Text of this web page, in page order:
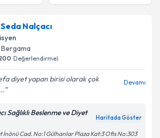
Nalçacı
Bergama
Değerlendirme)
diyet yapan birisi olarak çok
Devamı
Sağlıklı Beslenme ve Diyet
Haritada Göster
İnönü Cad. No:1 Gülhanlar Plaza Kat:3 Ofis No:303